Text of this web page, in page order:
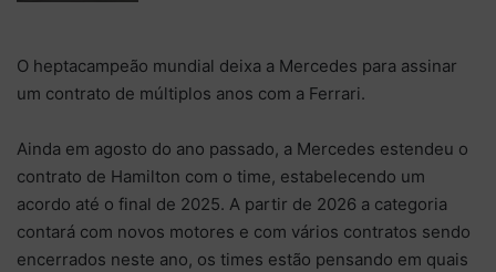
O heptacampeão mundial deixa a Mercedes para assinar
um contrato de múltiplos anos com a Ferrari.
Ainda em agosto do ano passado, a Mercedes estendeu o
contrato de Hamilton com o time, estabelecendo um
acordo até o final de 2025. A partir de 2026 a categoria
contará com novos motores e com vários contratos sendo
encerrados neste ano, os times estão pensando em quais